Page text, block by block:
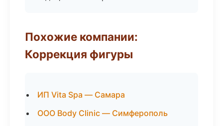
Похожие компании:
Коррекция фигуры
ИП Vita Spa — Самара
ООО Body Clinic — Симферополь